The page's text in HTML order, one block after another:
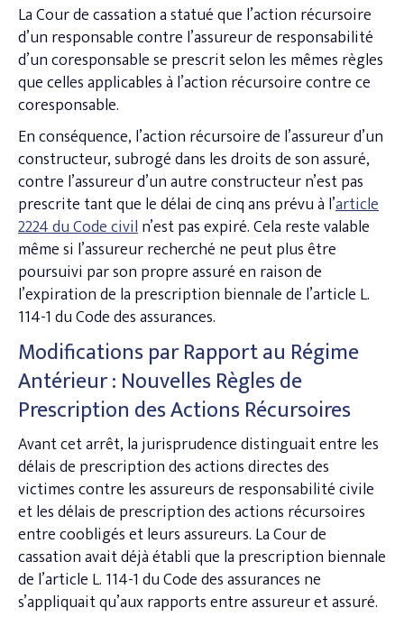
La Cour de cassation a statué que l’action récursoire
d’un responsable contre l’assureur de responsabilité
d’un coresponsable se prescrit selon les mêmes règles
que celles applicables à l’action récursoire contre ce
coresponsable.
En conséquence, l’action récursoire de l’assureur d’un
constructeur, subrogé dans les droits de son assuré,
contre l’assureur d’un autre constructeur n’est pas
prescrite tant que le délai de cinq ans prévu à l’article
2224 du Code civiln’est pas expiré. Cela reste valable
même si l’assureur recherché ne peut plus être
poursuivi par son propre assuré en raison de
l’expiration de la prescription biennale de l’article L.
114-1 du Code des assurances.
Modifications par Rapport au Régime
Antérieur : Nouvelles Règles de
Prescription des Actions Récursoires
Avant cet arrêt, la jurisprudence distinguait entre les
délais de prescription des actions directes des
victimes contre les assureurs de responsabilité civile
et les délais de prescription des actions récursoires
entre coobligés et leurs assureurs. La Cour de
cassation avait déjà établi que la prescription biennale
de l’article L. 114-1 du Code des assurances ne
s’appliquait qu’aux rapports entre assureur et assuré.